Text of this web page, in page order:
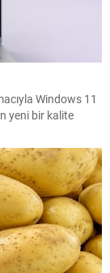
Windows 11
yeni bir kalite